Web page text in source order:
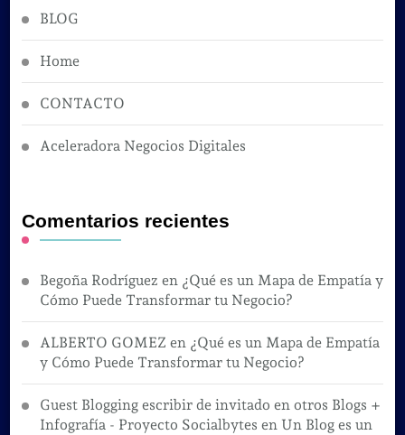
BLOG
Home
CONTACTO
Aceleradora Negocios Digitales
Comentarios recientes
Begoña Rodríguez en ¿Qué es un Mapa de Empatía y
Cómo Puede Transformar tu Negocio?
ALBERTO GOMEZ en ¿Qué es un Mapa de Empatía
y Cómo Puede Transformar tu Negocio?
Guest Blogging escribir de invitado en otros Blogs +
Infografía - Proyecto Socialbytes en Un Blog es un